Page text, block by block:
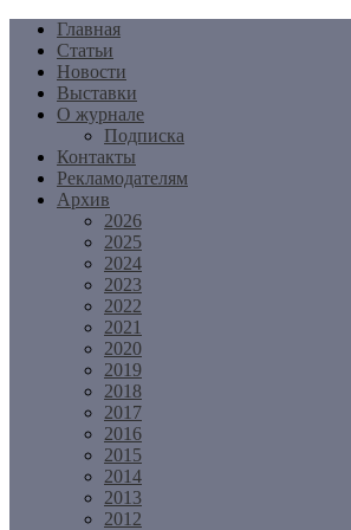
Перейти
содержимому
Главная
Статьи
Новости
Выставки
О журнале
Подписка
Контакты
Рекламодателям
Архив
2026
2025
2024
2023
2022
2021
2020
2019
2018
2017
2016
2015
2014
2013
2012